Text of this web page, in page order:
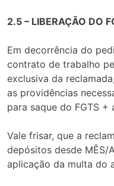
2.5 – LIBERAÇÃO DO
Em decorrência do
contrato de trabalho
exclusiva da
as providências
para saque do FGTS +
Vale frisar, que a
depósitos desde MÊS/
aplicação da multa do